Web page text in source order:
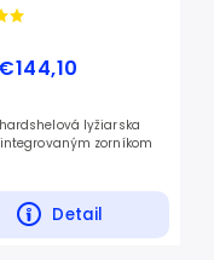
€144,10
Detail
lyžiarska
zorníkom